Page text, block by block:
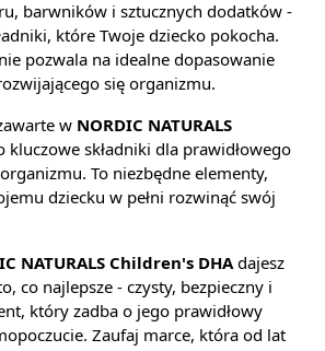
barwników i sztucznych dodatków -
które Twoje dziecko pokocha.
pozwala na idealne dopasowanie
się organizmu.
w NORDIC NATURALS
kluczowe składniki dla prawidłowego
To niezbędne elementy,
dziecku w pełni rozwinąć swój
NATURALS Children's DHA dajesz
co najlepsze - czysty, bezpieczny i
który zadba o jego prawidłowy
Zaufaj marce, która od lat